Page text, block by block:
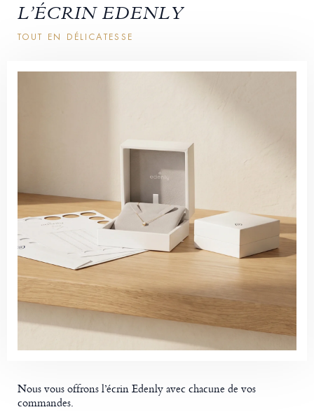
L’ÉCRIN EDENLY
TOUT EN DÉLICATESSE
Nous vous offrons l’écrin Edenly avec chacune de vos
commandes.